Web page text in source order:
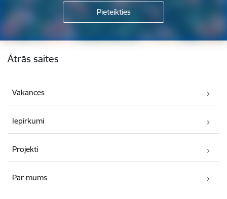
Kājene
Ātrās saites
Vakances
Iepirkumi
Projekti
Par mums